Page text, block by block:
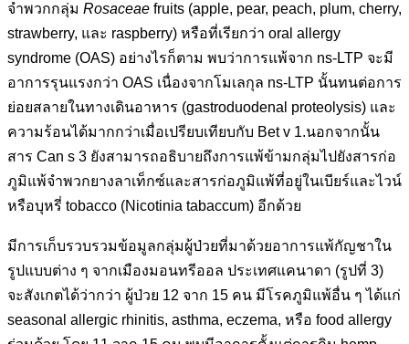
จำพวกกลุ่ม Rosaceae fruits (apple, pear, peach, plum, cherry,
strawberry, และ raspberry) หรือที่เรียกว่า oral allergy
syndrome (OAS) อย่างไรก็ตาม พบว่าการแพ้จาก ns-LTP จะมี
อาการรุนแรงกว่า OAS เนื่องจากโมเลกุล ns-LTP นั้นทนต่อการ
ย่อยสลายในทางเดินอาหาร (gastroduodenal proteolysis) และ
ความร้อนได้มากกว่าเมื่อเปรียบเทียบกับ Bet v 1.นอกจากนั้น
สาร Can s 3 ยังสามารถอธิบายถึงการแพ้ข้ามกลุ่มไปยังสารก่อ
ภูมิแพ้จำพวกยางลาเท็กซ์และสารก่อภูมิแพ้ที่อยู่ในเบียร์และไวน์
หรือบุหรี่ tobacco (Nicotinia tabaccum) อีกด้วย
มีการเก็บรวบรวมข้อมูลกลุ่มผู้ป่วยที่มาด้วยอาการแพ้กัญชาใน
รูปแบบต่าง ๆ จากเมืองมอนทรีออล ประเทศแคนาดา (รูปที่ 3)
จะสังเกตได้ว่ากว่า ผู้ป่วย 12 จาก 15 คน มีโรคภูมิแพ้อื่น ๆ ได้แก่
seasonal allergic rhinitis, asthma, eczema, หรือ food allergy